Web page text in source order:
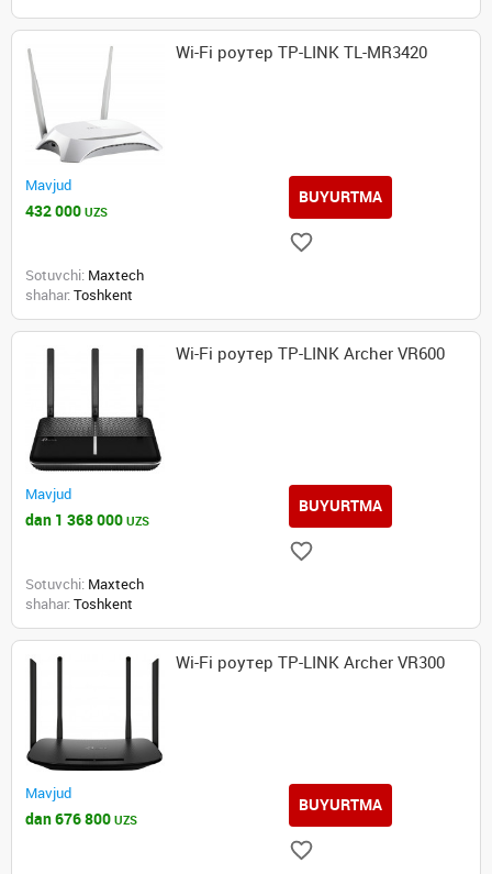
Wi-Fi роутер TP-LINK TL-MR3420
Mavjud
432 000 UZS
BUYURTMA
Sotuvchi: Maxtech
shahar: Toshkent
Wi-Fi роутер TP-LINK Archer VR600
Mavjud
dan 1 368 000 UZS
BUYURTMA
Sotuvchi: Maxtech
shahar: Toshkent
Wi-Fi роутер TP-LINK Archer VR300
Mavjud
dan 676 800 UZS
BUYURTMA